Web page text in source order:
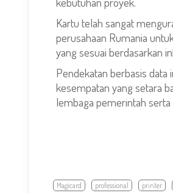
Kartu telah sangat
perusahaan Rumania
yang sesuai berdasarkan
Pendekatan berbasis
kesempatan yang setara
lembaga pemerintah
Magicard professional printer